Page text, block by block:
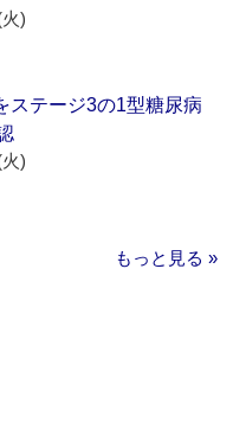
)
ステージ3の1型糖尿病
)
もっと見る »